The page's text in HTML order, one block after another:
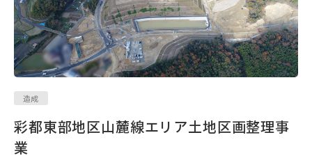
造成
彩都東部地区山麓線エリア土地区画整理事
業